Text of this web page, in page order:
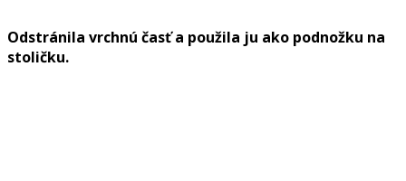
Odstránila vrchnú časť a použila ju ako podnožku na
stoličku.